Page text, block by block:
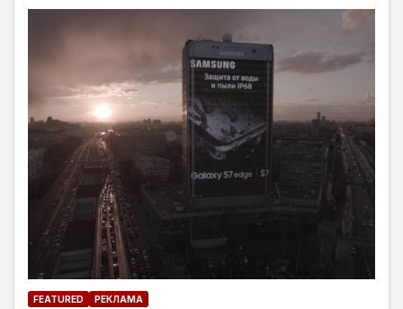
FEATURED РЕКЛАМА